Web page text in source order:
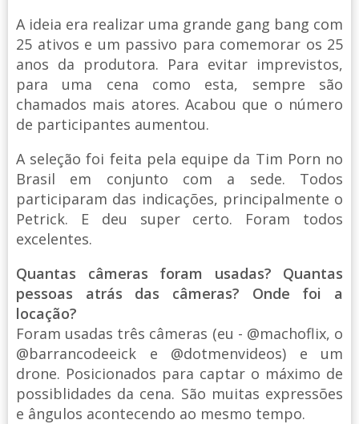
A ideia era realizar uma grande gang bang com
25 ativos e um passivo para comemorar os 25
anos da produtora. Para evitar imprevistos,
para uma cena como esta, sempre são
chamados mais atores. Acabou que o número
de participantes aumentou.
A seleção foi feita pela equipe da Tim Porn no
Brasil em conjunto com a sede. Todos
participaram das indicações, principalmente o
Petrick. E deu super certo. Foram todos
excelentes.
Quantas câmeras foram usadas? Quantas
pessoas atrás das câmeras? Onde foi a
locação?
Foram usadas três câmeras (eu - @machoflix, o
@barrancodeeick e @dotmenvideos) e um
drone. Posicionados para captar o máximo de
possiblidades da cena. São muitas expressões
e ângulos acontecendo ao mesmo tempo.